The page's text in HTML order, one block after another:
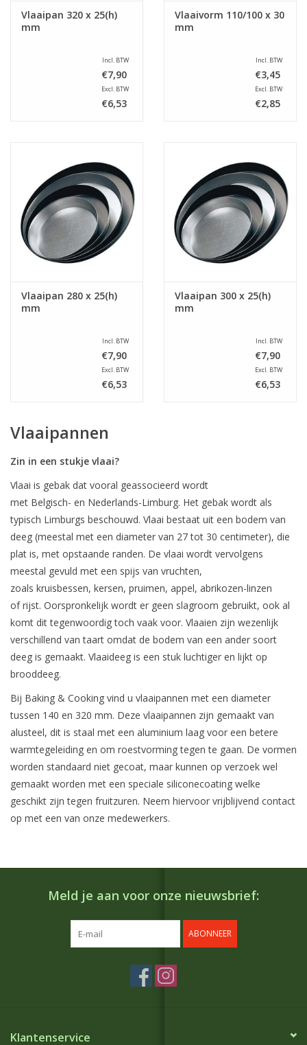
Vlaaipan 320 x 25(h)
mm
Incl. BTW
€7,90
Excl. BTW
€6,53
Vlaaivorm 110/100 x 30
mm
Incl. BTW
€3,45
Excl. BTW
€2,85
Vlaaipan 280 x 25(h)
mm
Incl. BTW
€7,90
Excl. BTW
€6,53
Vlaaipan 300 x 25(h)
mm
Incl. BTW
€7,90
Excl. BTW
€6,53
Vlaaipannen
Zin in een stukje vlaai?
Vlaai is gebak dat vooral geassocieerd wordt
met Belgisch- en Nederlands-Limburg. Het gebak wordt als
typisch Limburgs beschouwd. Vlaai bestaat uit een bodem van
deeg (meestal met een diameter van 27 tot 30 centimeter), die
plat is, met opstaande randen. De vlaai wordt vervolgens
meestal gevuld met een spijs van vruchten,
zoals kruisbessen, kersen, pruimen, appel, abrikozen-linzen
of rijst. Oorspronkelijk wordt er geen slagroom gebruikt, ook al
komt dit tegenwoordig toch vaak voor. Vlaaien zijn wezenlijk
verschillend van taart omdat de bodem van een ander soort
deeg is gemaakt. Vlaaideeg is een stuk luchtiger en lijkt op
brooddeeg.
Bij Baking & Cooking vind u vlaaipannen met een diameter
tussen 140 en 320 mm. Deze vlaaipannen zijn gemaakt van
alusteel, dit is staal met een aluminium laag voor een betere
warmtegeleiding en om roestvorming tegen te gaan. De vormen
worden standaard niet gecoat, maar kunnen op verzoek wel
gemaakt worden met een speciale siliconecoating welke
geschikt zijn tegen fruitzuren. Neem hiervoor vrijblijvend contact
op met een van onze medewerkers.
Meld je aan voor onze nieuwsbrief:
ABONNEER
Klantenservice